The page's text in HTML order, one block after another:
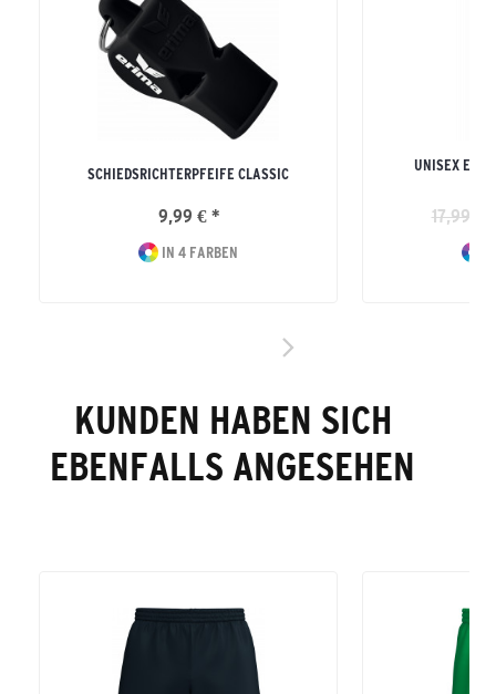
SCHIEDSRICHTERPFEIFE CLASSIC
9,99 € *
IN 4 FARBEN
UNISEX
17,99 € *
KUNDEN HABEN SICH
EBENFALLS ANGESEHEN